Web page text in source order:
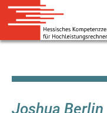
main
Joshua Berlin